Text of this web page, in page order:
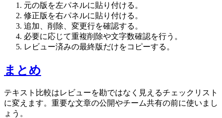
元の版を左パネルに貼り付ける。
修正版を右パネルに貼り付ける。
追加、削除、変更行を確認する。
必要に応じて重複削除や文字数確認を行う。
レビュー済みの最終版だけをコピーする。
まとめ
テキスト比較はレビューを勘ではなく見えるチェックリスト
に変えます。重要な文章の公開やチーム共有の前に使いまし
ょう。